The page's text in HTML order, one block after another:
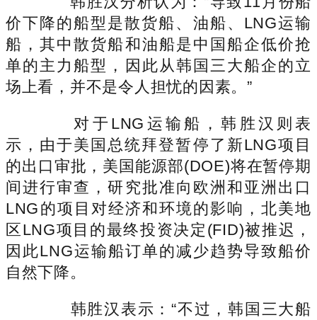
价下降的船型是散货船、油船、LNG运输
船，其中散货船和油船是中国船企低价抢
单的主力船型，因此从韩国三大船企的立
场上看，并不是令人担忧的因素。”
对于LNG运输船，韩胜汉则表
示，由于美国总统拜登暂停了新LNG项目
的出口审批，美国能源部(DOE)将在暂停期
间进行审查，研究批准向欧洲和亚洲出口
LNG的项目对经济和环境的影响，北美地
区LNG项目的最终投资决定(FID)被推迟，
因此LNG运输船订单的减少趋势导致船价
自然下降。
韩胜汉表示：“不过，韩国三大船